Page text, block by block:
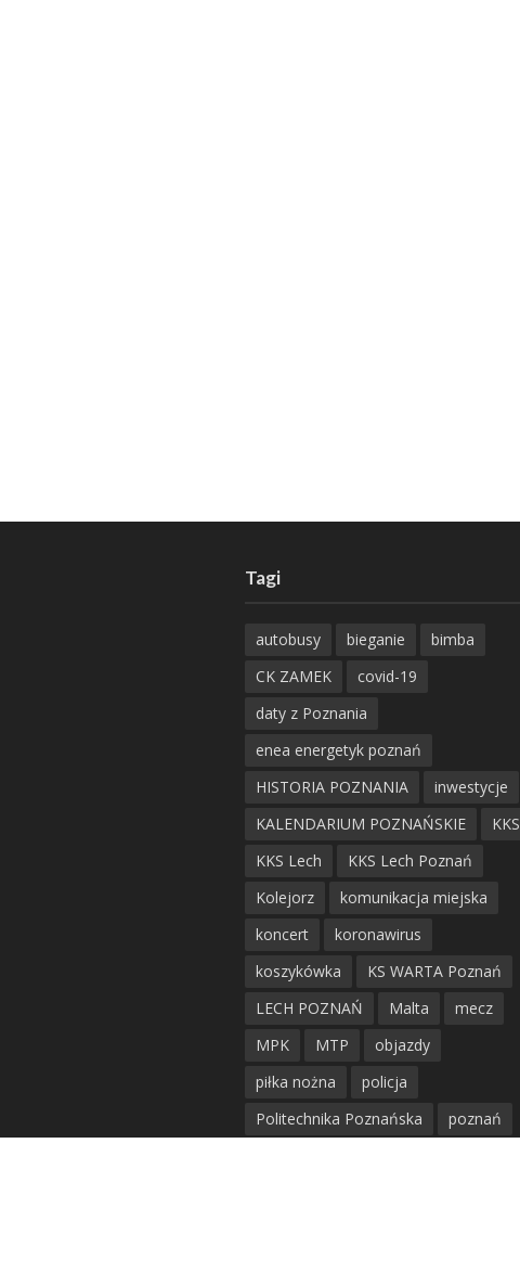
Tagi
autobusy bieganie
bimba
CK ZAMEK
covid-19
daty z Poznania
enea energetyk poznań
HISTORIA POZNANIA
inwestycje
KALENDARIUM POZNAŃSKIE
KKS
KKS Lech
KKS Lech Poznań
Kolejorz
komunikacja miejska
koncert
koronawirus
koszykówka
KS WARTA Poznań
LECH POZNAŃ
Malta
mecz
MPK
MTP
objazdy
piłka nożna
policja
Politechnika Poznańska
poznań